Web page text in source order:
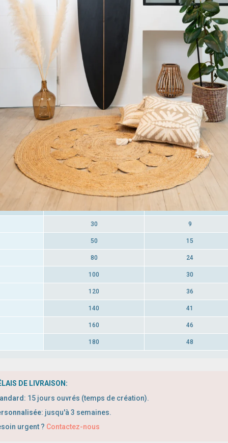
la sur vos murs grâce à notre accroche métallique fournie,
créer une ambiance côtière. Vous pouvez également utiliser nos
muraux en bois, vendus dans les « Accessoires », pour fixer
de surf décorative sur vos murs.
achetant cette planche de surf décorative, vous soutenez l’artisanat
et le développement des petites entreprises.
pièce est faite à la main avec amour et précision.
Longueur(en cm) Largeur (en cm)
30 9
50 15
80 24
100 30
120 36
140 41
160 46
180 48
DE LIVRAISON:
: 1 5 jours ouvrés (temps de création).
: jusqu'à 3 semaines.
urgent ? Contactez-nous